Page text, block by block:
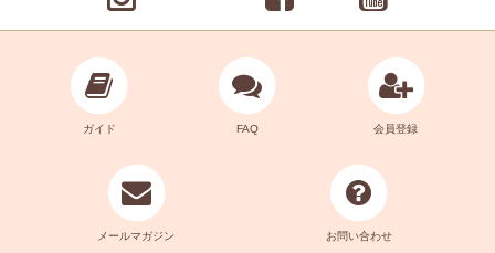
ガイド FAQ 会員登録
メールマガジン お問い合わせ